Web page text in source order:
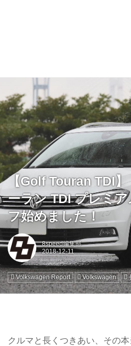
【Golf Touran TDI
ーラン TDI プレミア
フ始めました！
8speed編集部
Volkswagen Report Volkswagen
クルマと長くつきあい、その